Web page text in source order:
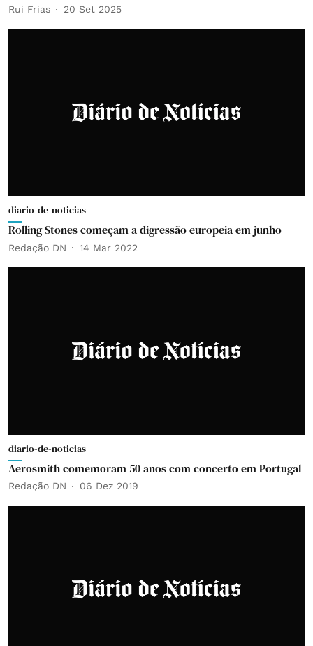
Rui Frias 20 Set 2025
diario-de-noticias
Rolling Stones começam a digressão europeia em junho
Redação DN 14 Mar 2022
diario-de-noticias
Aerosmith comemoram 50 anos com concerto em Portugal
Redação DN 06 Dez 2019